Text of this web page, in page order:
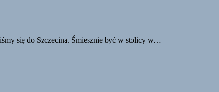
się do Szczecina. Śmiesznie być w stolicy w…